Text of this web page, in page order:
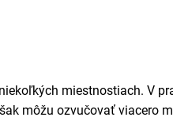
miestnostiach. V
môžu ozvučovať viacero